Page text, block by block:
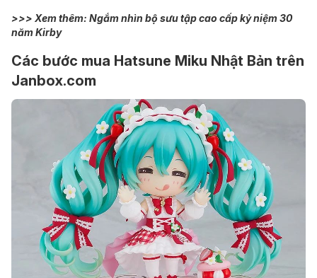
>>> Xem thêm: Ngắm nhìn bộ sưu tập cao cấp kỷ niệm 30
năm Kirby
Các bước mua Hatsune Miku Nhật Bản trên
Janbox.com